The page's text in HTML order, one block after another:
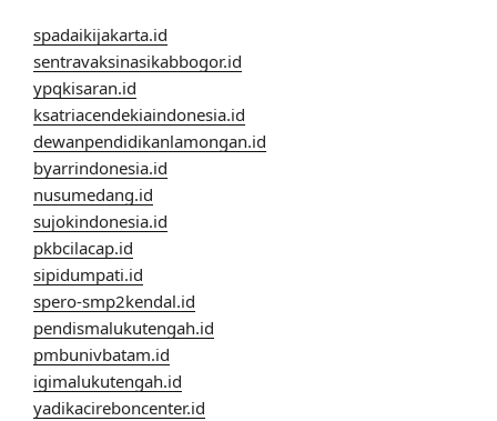
spadaikijakarta.id
sentravaksinasikabbogor.id
ypqkisaran.id
ksatriacendekiaindonesia.id
dewanpendidikanlamongan.id
byarrindonesia.id
nusumedang.id
sujokindonesia.id
pkbcilacap.id
sipidumpati.id
spero-smp2kendal.id
pendismalukutengah.id
pmbunivbatam.id
igimalukutengah.id
yadikacireboncenter.id